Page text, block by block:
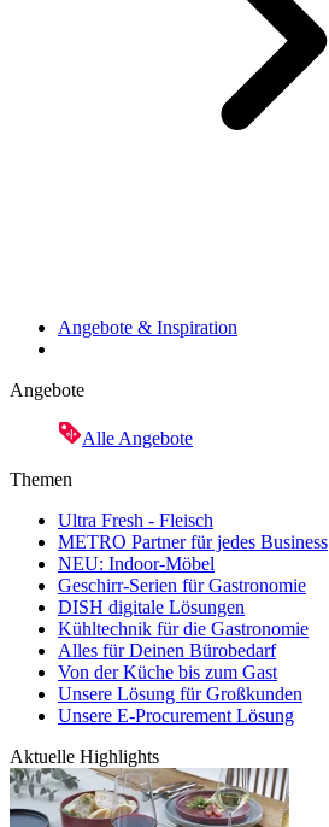
Angebote & Inspiration
Angebote
Alle Angebote
Themen
Ultra Fresh - Fleisch
METRO Partner für jedes Business
NEU: Indoor-Möbel
Geschirr-Serien für Gastronomie
DISH digitale Lösungen
Kühltechnik für die Gastronomie
Alles für Deinen Bürobedarf
Von der Küche bis zum Gast
Unsere Lösung für Großkunden
Unsere E-Procurement Lösung
Aktuelle Highlights